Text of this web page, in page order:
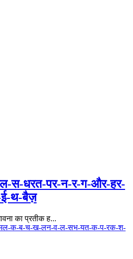
स-धरत-पर-न-र-ग-और-हर-
थ-बैज़
का प्रतीक ह...